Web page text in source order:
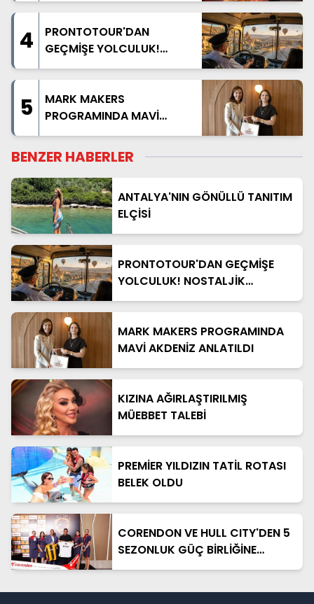
4
PRONTOTOUR'DAN
GEÇMİŞE YOLCULUK!
NOSTALJİK OTOBÜSLÜ
BAŞLIYOR
5
MARK MAKERS
PROGRAMINDA MAVİ
AKDENİZ ANLATILDI
BENZER HABERLER
ANTALYA'NIN GÖNÜLLÜ TANITIM
ELÇİSİ
PRONTOTOUR'DAN GEÇMİŞE
YOLCULUK! NOSTALJİK
OTOBÜSLÜ KAPADOKYA TURU
MARK MAKERS PROGRAMINDA
MAVİ AKDENİZ ANLATILDI
KIZINA AĞIRLAŞTIRILMIŞ
MÜEBBET TALEBİ
PREMİER YILDIZIN TATİL ROTASI
BELEK OLDU
CORENDON VE HULL CITY'DEN 5
SEZONLUK GÜÇ BİRLİĞİNE
DEVAM